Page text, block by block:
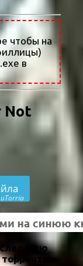
чтобы на
в
Not
uTorria
торрентом